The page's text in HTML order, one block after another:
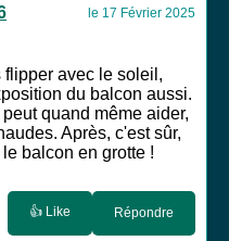
le 17 Février 2025
avec le soleil,
du balcon aussi.
quand même aider,
Après, c'est sûr,
balcon en grotte !
👍 Like Répondre